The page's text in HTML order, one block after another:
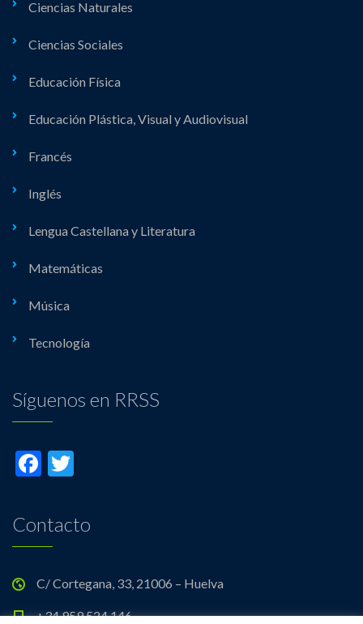
Ciencias Naturales
Ciencias Sociales
Educación Física
Educación Plástica, Visual y Audiovisual
Francés
Inglés
Lengua Castellana y Literatura
Matemáticas
Música
Tecnología
Síguenos en RRSS
Facebook
Contacto
C/ Cortegana, 33, 21006 – Huelva
+34 959 524 146